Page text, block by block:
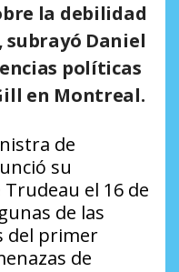
la debilidad
subrayó Daniel
políticas
en Montreal.
de
su
el 16 de
de las
del primer
de